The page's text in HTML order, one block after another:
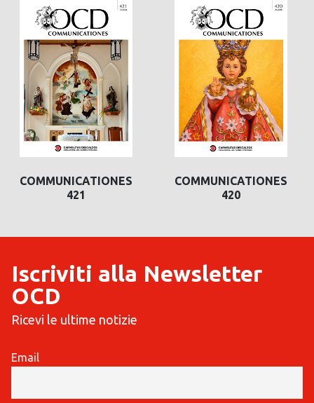
COMMUNICATIONES
420
COMMUNICATIONES
419
Iscriviti alla Newsletter
OCD
Ricevi le ultime notizie
Email